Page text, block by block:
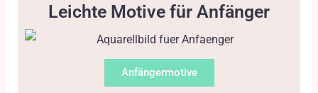
Leichte Motive für Anfänger
Anfängermotive